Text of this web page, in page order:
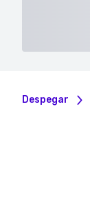
Despegar